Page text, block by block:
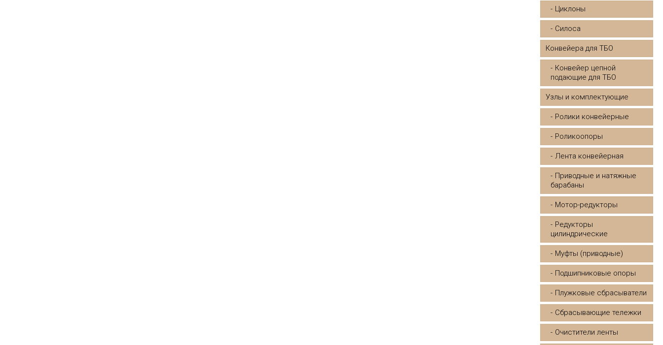
Циклоны
Силоса
Конвейера для ТБО
Конвейер цепной
подающие для ТБО
Узлы и комплектующие
Ролики конвейерные
Роликоопоры
Лента конвейерная
Приводные и натяжные
барабаны
Мотор-редукторы
Редукторы
цилиндрические
Муфты (приводные)
Подшипниковые опоры
Плужковые сбрасыватели
Сбрасывающие тележки
Очистители ленты